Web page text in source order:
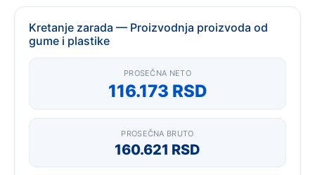
Kretanje zarada — Proizvodnja proizvoda od
gume i plastike
PROSEČNA NETO
116.173 RSD
PROSEČNA BRUTO
160.621 RSD